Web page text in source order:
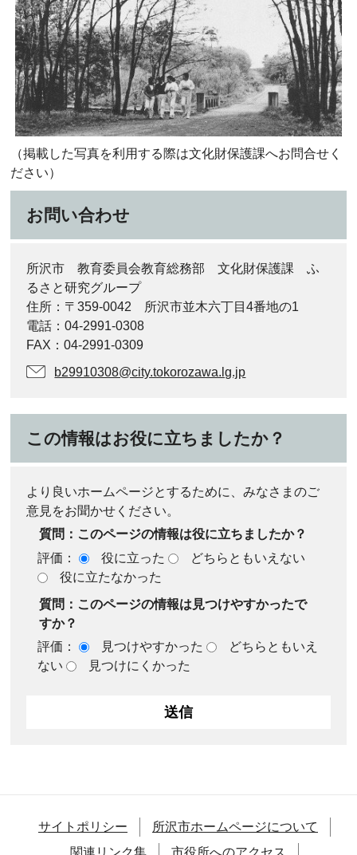
（掲載した写真を利用する際は文化財保護課へお問合せく
ださい）
お問い合わせ
所沢市 教育委員会教育総務部 文化財保護課 ふ
るさと研究グループ
住所：〒359-0042 所沢市並木六丁目4番地の1
電話：04-2991-0308
FAX：04-2991-0309
b29910308@city.tokorozawa.lg.jp
この情報はお役に立ちましたか？
より良いホームページとするために、みなさまのご
意見をお聞かせください。
質問：このページの情報は役に立ちましたか？
評価：
役に立った
どちらともいえない
役に立たなかった
質問：このページの情報は見つけやすかったで
すか？
評価：
見つけやすかった
どちらともいえ
ない
見つけにくかった
サイトポリシー
所沢市ホームページについて